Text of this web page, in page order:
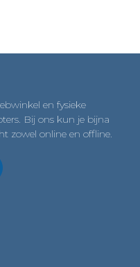
en fysieke
Bij ons kun je bijna
zowel online en offline.